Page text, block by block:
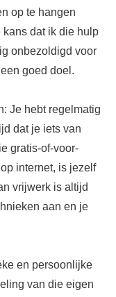
op te hangen
kans dat ik die hulp
onbezoldigd voor
goed doel.
Je hebt regelmatig
dat je iets van
gratis-of-voor-
internet, is jezelf
vrijwerk is altijd
aan en je
en persoonlijke
van die eigen